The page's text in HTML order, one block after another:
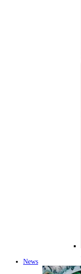
News